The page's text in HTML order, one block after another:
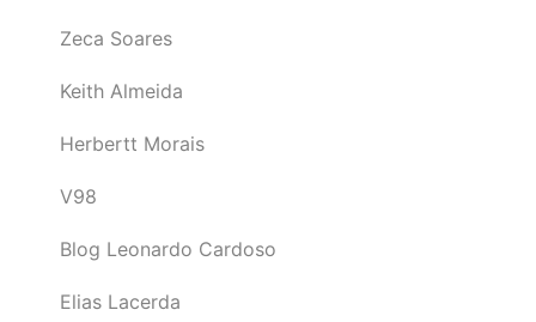
Zeca Soares
Keith Almeida
Herbertt Morais
V98
Blog Leonardo Cardoso
Elias Lacerda